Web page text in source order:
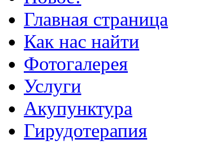
Главная страница
Как нас найти
Фотогалерея
Услуги
Акупунктура
Гирудотерапия